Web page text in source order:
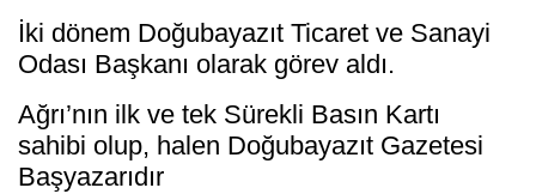
İki dönem Doğubayazıt Ticaret ve Sanayi
Odası Başkanı olarak görev aldı.
Ağrı’nın ilk ve tek Sürekli Basın Kartı
sahibi olup, halen Doğubayazıt Gazetesi
Başyazarıdır